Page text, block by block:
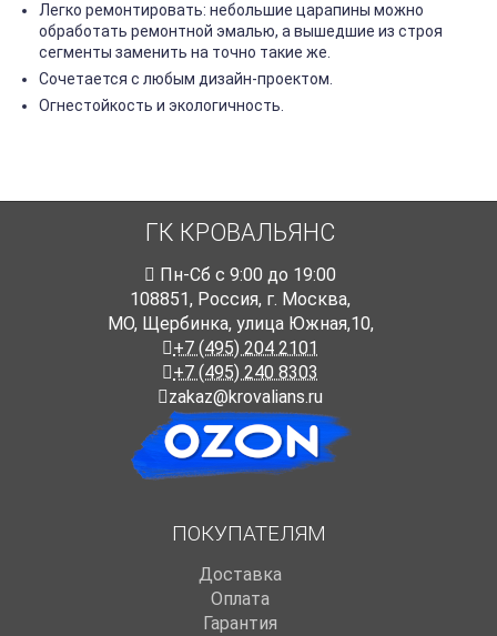
Легко ремонтировать: небольшие царапины можно
обработать ремонтной эмалью, а вышедшие из строя
сегменты заменить на точно такие же.
Сочетается с любым дизайн-проектом.
Огнестойкость и экологичность.
ГК КРОВАЛЬЯНС
Пн-Cб с 9:00 до 19:00
108851, Россия, г. Москва,
МО, Щербинка, улица Южная,10,
+7 (495) 204 2101
+7 (495) 240 8303
zakaz@krovalians.ru
ПОКУПАТЕЛЯМ
Доставка
Оплата
Гарантия